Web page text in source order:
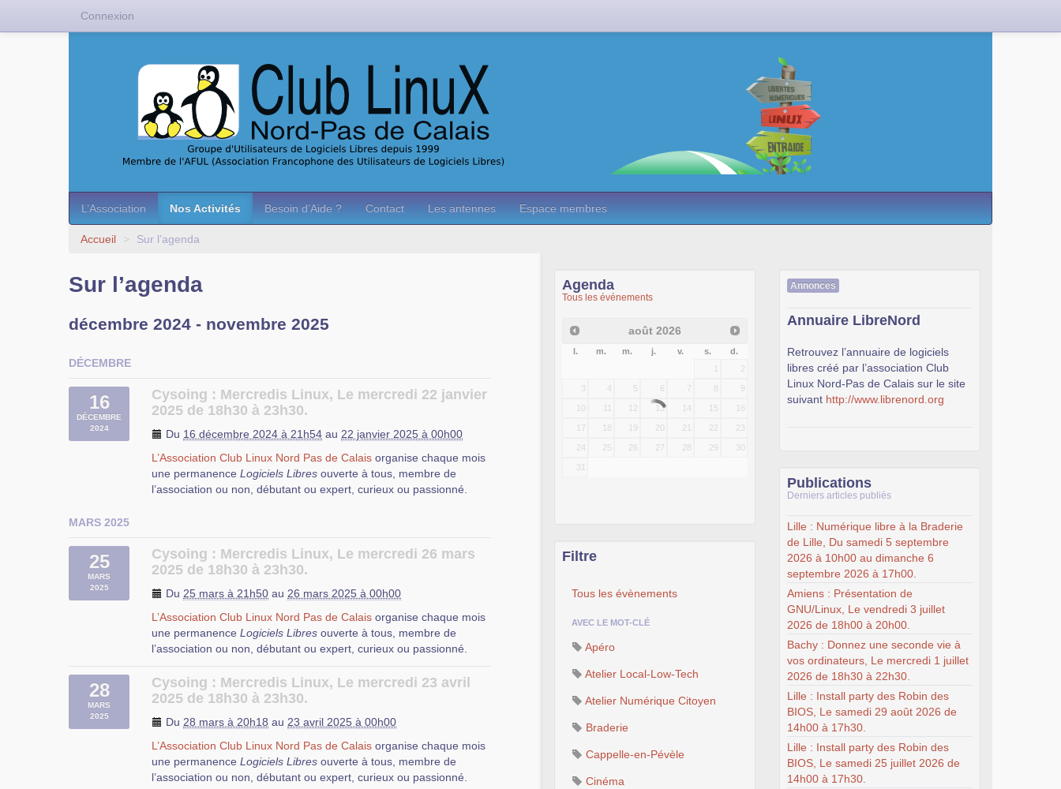
L’Association Nos Activités Besoin d’Aide ? Contact Les antennes Espace membres
Accueil > Sur l’agenda
Sur l’agenda
décembre 2024 - novembre 2025
DÉCEMBRE
16
DÉCEMBRE
2024
Cysoing : Mercredis Linux, Le mercredi 22 janvier
2025 de 18h30 à 23h30.
Du 16 décembre 2024 à 21h54 au 22 janvier 2025 à 00h00
L’Association Club Linux Nord Pas de Calais organise chaque mois
une permanence Logiciels Libres ouverte à tous, membre de
l’association ou non, débutant ou expert, curieux ou passionné.
Durant cette permanence, vous pourrez trouver des réponses aux
de l’aide pour résoudre vos problèmes d’installation, de
configuration et d’utilisation de Logiciels Libres.
participants puissent vous aider.
Dans une salle équipée d’un tableau blanc et d’un vidéoprojecteur,
se dérouleront fréquemment des ateliers, des initiations, des
lelogiciel libreet de la dégustation de bières.
Cette permanence a lieu àl’EPN (Espace Public Numérique), 311
MARS 2025
25
MARS
2025
Cysoing : Mercredis Linux, Le mercredi 26 mars
2025 de 18h30 à 23h30.
Du 25 mars à 21h50 au 26 mars 2025 à 00h00
L’Association Club Linux Nord Pas de Calais organise chaque mois
une permanence Logiciels Libres ouverte à tous, membre de
l’association ou non, débutant ou expert, curieux ou passionné.
Durant cette permanence, vous pourrez trouver des réponses aux
questions que vous vous posez au sujet du Logiciel Libre, ainsi que
de l’aide pour résoudre vos problèmes d’installation, de
28
MARS
2025
Cysoing : Mercredis Linux, Le mercredi 23 avril
2025 de 18h30 à 23h30.
Du 28 mars à 20h18 au 23 avril 2025 à 00h00
L’Association Club Linux Nord Pas de Calais organise chaque mois
une permanence Logiciels Libres ouverte à tous, membre de
l’association ou non, débutant ou expert, curieux ou passionné.
Agenda
Tous les événements
août 2026
l. m. m. j. v. s.
d.
1
2
3 4 5 6 7 8 9
10 11 12 13 14 15 16
17 18 19 20 21 22 23
24 25 26 27 28 29 30
31
Filtre
Tous les évènements
AVEC LE MOT-CLÉ
Apéro
Atelier Local-Low-Tech
Atelier Numérique Citoyen
Braderie
Cappelle-en-Pévèle
Cinéma
Annonces
Annuaire LibreNord
Retrouvez l’annuaire de logiciels
libres créé par l’association Club
Linux Nord-Pas de Calais sur le site
suivant http://www.librenord.org
Publications
Derniers articles publiés
Lille : Numérique libre à la Braderie
de Lille, Du samedi 5 septembre
2026 à 10h00 au dimanche 6
septembre 2026 à 17h00.
Amiens : Présentation de
GNU/Linux, Le vendredi 3 juillet
2026 de 18h00 à 20h00.
Bachy : Donnez une seconde vie à
vos ordinateurs, Le mercredi 1 juillet
2026 de 18h30 à 22h30.
Lille : Install party des Robin des
BIOS, Le samedi 29 août 2026 de
14h00 à 17h30.
Lille : Install party des Robin des
BIOS, Le samedi 25 juillet 2026 de
14h00 à 17h30.
Connexion